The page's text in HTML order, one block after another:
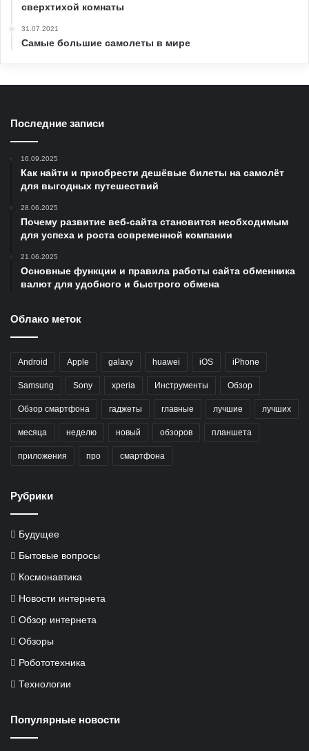
сверхтихой комнаты
31.07.2021
Самые большие самолеты в мире
Последние записи
16.09.2025
Как найти и приобрести дешёвые билеты на самолёт
для выгодных путешествий
28.06.2025
Почему развитие веб-сайта становится необходимым
для успеха и роста современной компании
21.06.2025
Основные функции и правила работы сайта обменника
валют для удобного и быстрого обмена
Облако меток
Android Apple galaxy huawei iOS iPhone
Samsung Sony xperia Инструменты Обзор
Обзор смартфона гаджеты главные лучшие лучших
месяца неделю новый обзоров планшета
приложения про смартфона
Рубрики
Будущее
Бытовые вопросы
Космонавтика
Новости интернета
Обзор интернета
Обзоры
Робототехника
Технологии
Популярные новости